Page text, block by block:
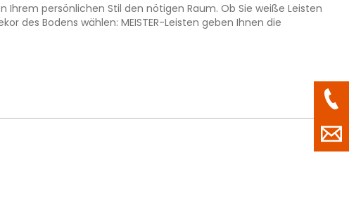
Ihrem persönlichen Stil den nötigen Raum. Ob Sie weiße Leisten
des Bodens wählen: MEISTER-Leisten geben Ihnen die